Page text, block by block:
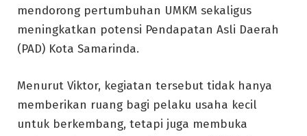
mendorong pertumbuhan UMKM sekaligus
meningkatkan potensi Pendapatan Asli Daerah
(PAD) Kota Samarinda.
Menurut Viktor, kegiatan tersebut tidak hanya
memberikan ruang bagi pelaku usaha kecil
untuk berkembang, tetapi juga membuka